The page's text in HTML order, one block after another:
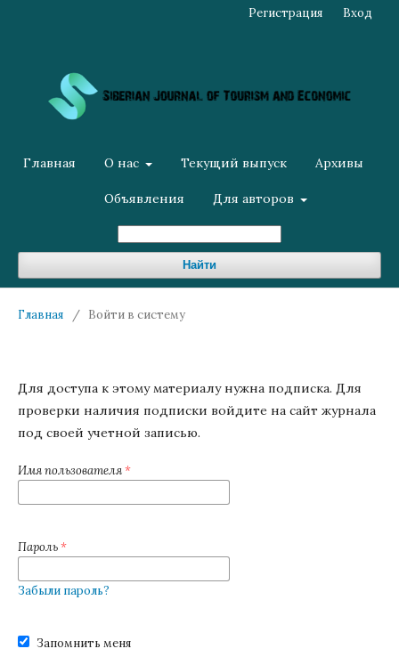
Главная О нас Текущий выпуск Архивы
Объявления Для авторов
Найти
Регистрация Вход
Главная / Войти в систему
Для доступа к этому материалу нужна подписка. Для
проверки наличия подписки войдите на сайт журнала
под своей учетной записью.
Имя пользователя*
Пароль*
Забыли пароль?
Запомнить меня